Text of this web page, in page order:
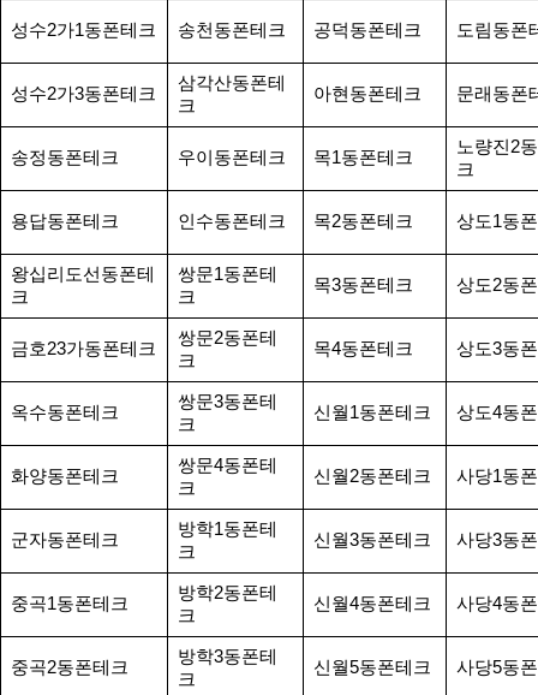
성수2가1동폰테크 송천동폰테크 공덕동폰테크 도림동폰
성수2가3동폰테크
삼각산동폰테
크
아현동폰테크 문래동폰
송정동폰테크 우이동폰테크 목1동폰테크
노량진2
크
용답동폰테크 인수동폰테크 목2동폰테크 상도1동
왕십리도선동폰테
크
쌍문1동폰테
크
목3동폰테크 상도2동
금호23가동폰테크
쌍문2동폰테
크
목4동폰테크 상도3동
옥수동폰테크
쌍문3동폰테
크
신월1동폰테크 상도4동
화양동폰테크
쌍문4동폰테
크
신월2동폰테크 사당1동
군자동폰테크
방학1동폰테
크
신월3동폰테크 사당3동
중곡1동폰테크
방학2동폰테
크
신월4동폰테크 사당4동
중곡2동폰테크
방학3동폰테
크
신월5동폰테크 사당5동